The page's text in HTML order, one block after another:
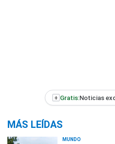
+ Gratis:Noticias
MÁS LEÍDAS
MUNDO